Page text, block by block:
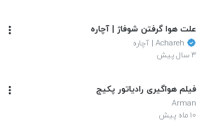
علت هوا گرفتن شوفاژ | آچاره
Achareh | آچاره
۳ سال پیش
فیلم هواگیری رادیاتور پکیج
Arman
۱۰ ماه پیش